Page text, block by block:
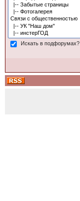
Искать в подфорумах?